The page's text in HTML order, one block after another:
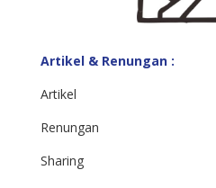
Artikel & Renungan :
Artikel
Renungan
Sharing